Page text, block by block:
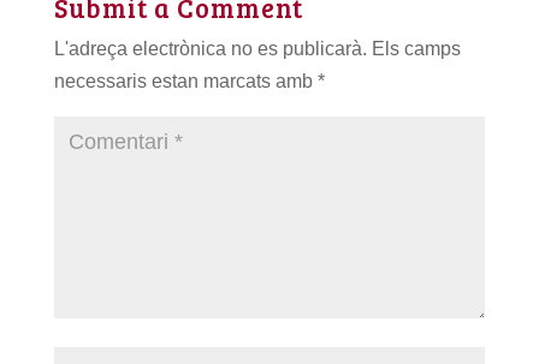
L'adreça electrònica no es publicarà. Els camps
necessaris estan marcats amb *